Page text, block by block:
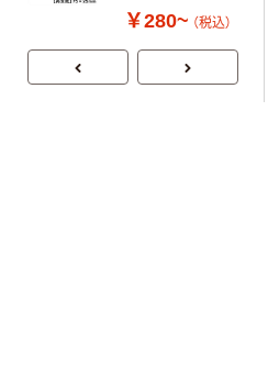
紙
75mm×25mm
パステルカラー/
グラデーション
￥280~ （税込）